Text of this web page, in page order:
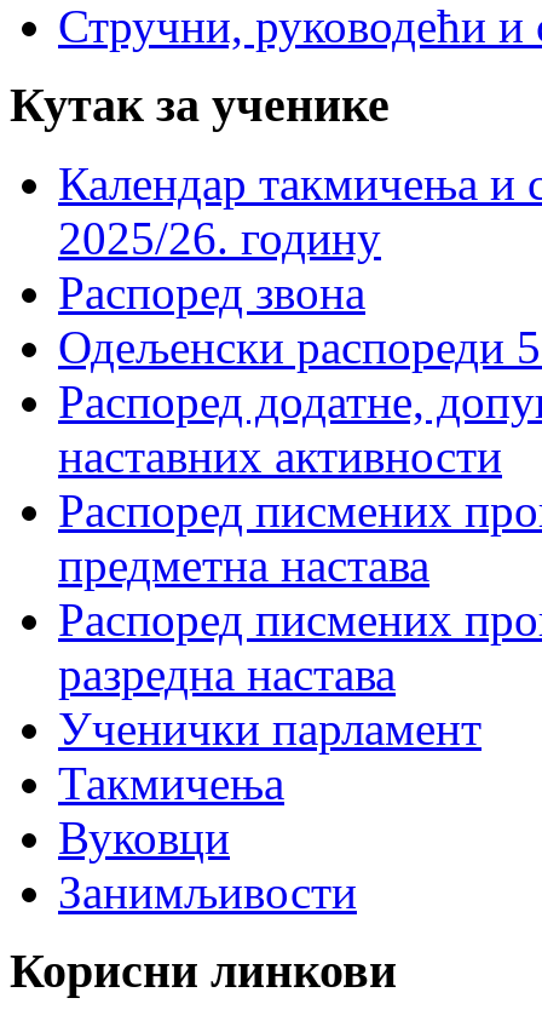
Стручни, руководећи и
Кутак за ученике
Календар такмичења
2025/26. годину
Распоред звона
Одељенски распореди
Распоред додатне,
наставних активности
Распоред писмених
предметна настава
Распоред писмених
разредна настава
Ученички парламент
Такмичења
Вуковци
Занимљивости
Корисни линкови